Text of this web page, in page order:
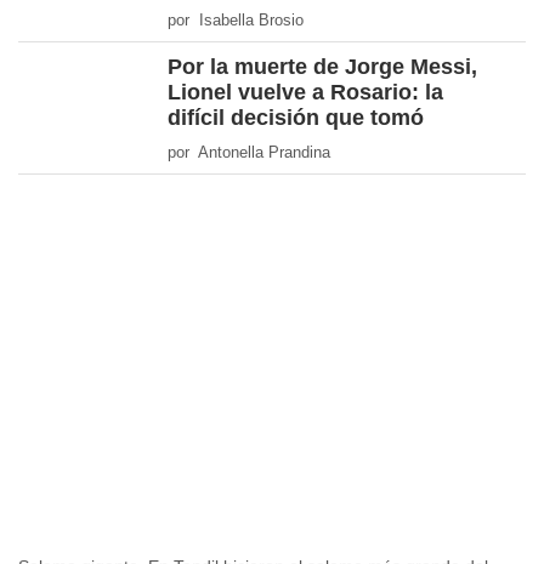
por Isabella Brosio
Por la muerte de Jorge Messi,
Lionel vuelve a Rosario: la
difícil decisión que tomó
por Antonella Prandina